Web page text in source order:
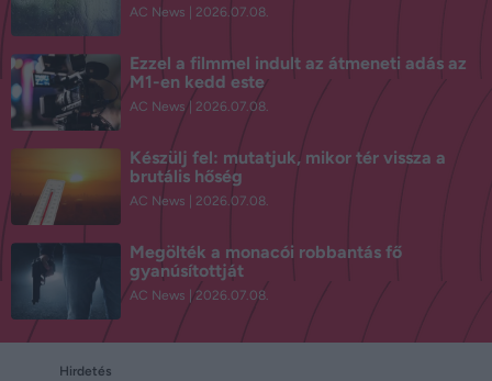
AC News 2026.07.08.
Ezzel a filmmel indult az átmeneti adás az
M1-en kedd este
AC News 2026.07.08.
Készülj fel: mutatjuk, mikor tér vissza a
brutális hőség
AC News 2026.07.08.
Megölték a monacói robbantás fő
gyanúsítottját
AC News 2026.07.08.
Hirdetés